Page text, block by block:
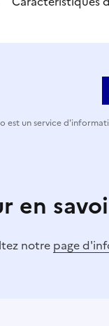
est un service
en
notre page